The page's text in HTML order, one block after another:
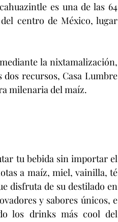
es una de las 64
centro de México, lugar
recursos, Casa Lumbre
milenaria del maíz.
tu bebida sin importar el
a maíz, miel, vainilla, té
disfruta de su destilado en
y sabores únicos, e
los drinks más cool del